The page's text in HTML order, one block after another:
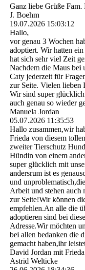
Ganz liebe Grüße
J. Boehm
19.07.2026 15:03:12
Hallo,
vor genau 3 Wochen
adoptiert. Wir hatten
hat sich sehr viel Zeit
Nachdem die Maus bei
Caty jederzeit für
zur Seite. Vielen lieben
Wir sind super
auch genau so wieder
Manuela Jordan
05.07.2026 11:35:53
Hallo zusammen,wir
Frieda von diesem
zweiter Tierschutz
Hündin von einem
super glücklich mit
andersrum ist es
und
Arbeit und stehen auch
zur Seite!Wir können
empfehlen.An alle die
adoptieren sind bei
Adresse.Wir möchten
bei allen bedanken die
gemacht haben,ihr
David Jordan mit
Astrid Welticke